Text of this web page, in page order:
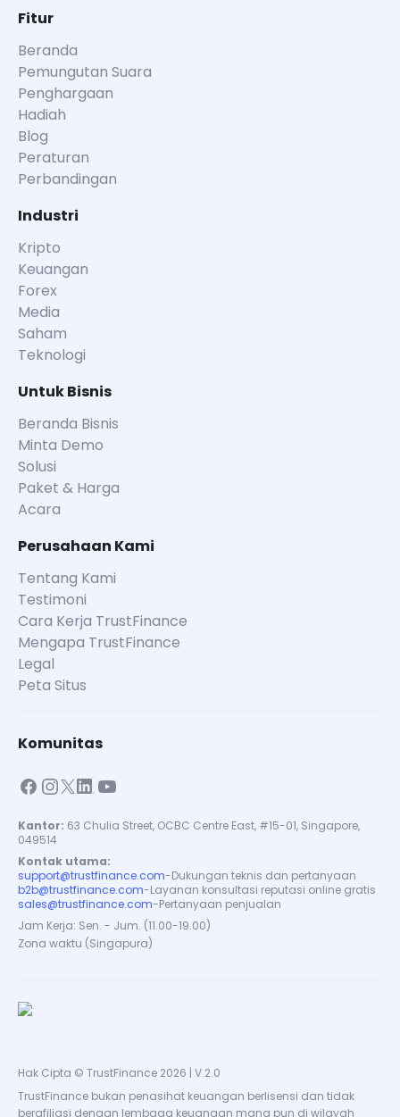
Fitur
Beranda
Pemungutan Suara
Penghargaan
Hadiah
Blog
Peraturan
Perbandingan
Industri
Kripto
Keuangan
Forex
Media
Saham
Teknologi
Untuk Bisnis
Beranda Bisnis
Minta Demo
Solusi
Paket & Harga
Acara
Perusahaan Kami
Tentang Kami
Testimoni
Cara Kerja TrustFinance
Mengapa TrustFinance
Legal
Peta Situs
Komunitas
Kantor: 63 Chulia Street, OCBC Centre East, #15-01, Singapore,
049514
Kontak utama:
support@trustfinance.com-Dukungan teknis dan pertanyaan
b2b@trustfinance.com-Layanan konsultasi reputasi online gratis
sales@trustfinance.com-Pertanyaan penjualan
Jam Kerja: Sen. - Jum. (11.00-19.00)
Zona waktu (Singapura)
Hak Cipta © TrustFinance 2026 | V.2.0
TrustFinance bukan penasihat keuangan berlisensi dan tidak
berafiliasi dengan lembaga keuangan mana pun di wilayah